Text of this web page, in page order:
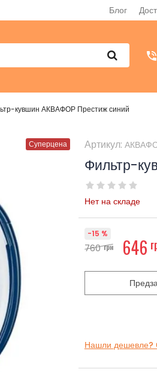
Блог
кувшин АКВАФОР Престиж синий
Суперцена Артикул:
Фильтр-
Нет на складе
760 грн 646
-15 %
Нашли дешевле?